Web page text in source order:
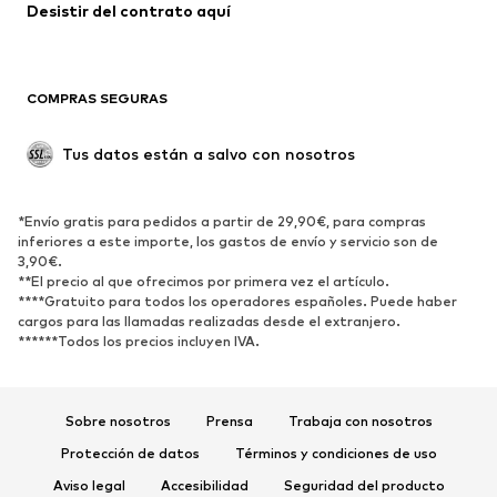
Abrigos
Tallas grandes
Reciclado
ZAPATOS
Nuevo
Zapatillas de deporte
Botines
Zapatos de tacón y plataforma Botas
Zapatillas de casa
Exclusivo
Desistir del contrato aquí
COMPRAS SEGURAS
Tus datos están a salvo con nosotros
*Envío gratis para pedidos a partir de 29,90€, para compras
inferiores a este importe, los gastos de envío y servicio son de
3,90€.
**El precio al que ofrecimos por primera vez el artículo.
****Gratuito para todos los operadores españoles. Puede haber
cargos para las llamadas realizadas desde el extranjero.
******Todos los precios incluyen IVA.
Sobre nosotros Prensa
Trabaja con nosotros
Protección de datos
Términos y condiciones de uso
Aviso legal
Accesibilidad Seguridad del producto